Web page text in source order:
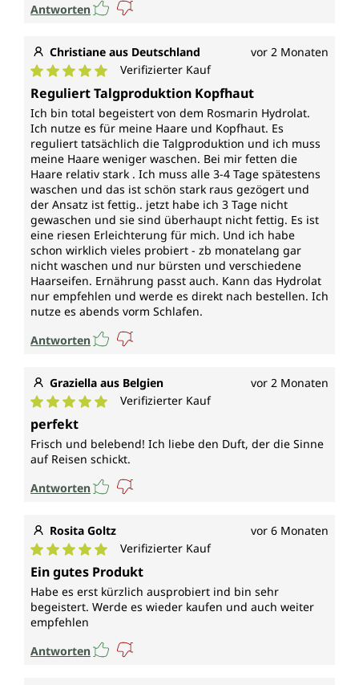
Antworten
Christiane aus Deutschland vor 2 Monaten
Durchschnittliche Bewertung von 5 von 5 Sternen
Verifizierter Kauf
Reguliert Talgproduktion Kopfhaut
Ich bin total begeistert von dem Rosmarin Hydrolat.
Ich nutze es für meine Haare und Kopfhaut. Es
reguliert tatsächlich die Talgproduktion und ich muss
meine Haare weniger waschen. Bei mir fetten die
Haare relativ stark . Ich muss alle 3-4 Tage spätestens
waschen und das ist schön stark raus gezögert und
der Ansatz ist fettig.. jetzt habe ich 3 Tage nicht
gewaschen und sie sind überhaupt nicht fettig. Es ist
eine riesen Erleichterung für mich. Und ich habe
schon wirklich vieles probiert - zb monatelang gar
nicht waschen und nur bürsten und verschiedene
Haarseifen. Ernährung passt auch. Kann das Hydrolat
nur empfehlen und werde es direkt nach bestellen. Ich
nutze es abends vorm Schlafen.
Antworten
Graziella aus Belgien vor 2 Monaten
Durchschnittliche Bewertung von 5 von 5 Sternen
Verifizierter Kauf
perfekt
Frisch und belebend! Ich liebe den Duft, der die Sinne
auf Reisen schickt.
Antworten
Rosita Goltz vor 6 Monaten
Durchschnittliche Bewertung von 5 von 5 Sternen
Verifizierter Kauf
Ein gutes Produkt
Habe es erst kürzlich ausprobiert ind bin sehr
begeistert. Werde es wieder kaufen und auch weiter
empfehlen
Antworten